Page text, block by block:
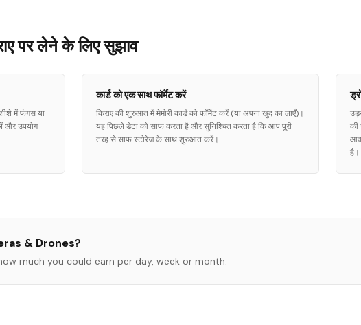
पर लेने के लिए सुझाव
में फंगस या
और उपयोग
कार्ड को एक साथ फॉर्मेट करें
किराए की शुरुआत में मेमोरी कार्ड को फॉर्मेट करें (या अपना खुद का लाएँ)।
यह पिछले डेटा को साफ करता है और सुनिश्चित करता है कि आप पूरी
तरह से साफ स्टोरेज के साथ शुरुआत करें।
की
है।
& Drones?
much you could earn per day, week or month.